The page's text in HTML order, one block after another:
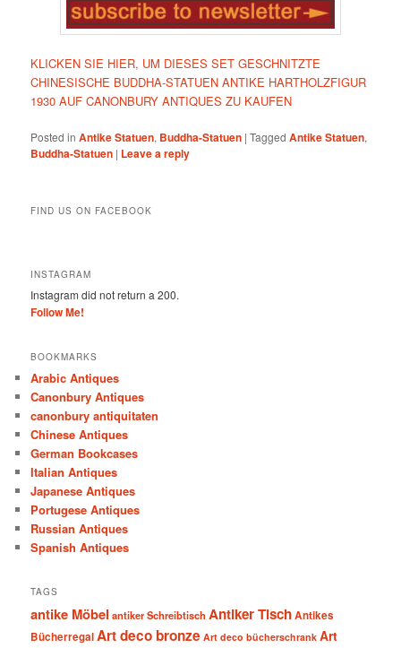
KLICKEN SIE HIER, UM DIESES SET GESCHNITZTE
CHINESISCHE BUDDHA-STATUEN ANTIKE HARTHOLZFIGUR
1930 AUF CANONBURY ANTIQUES ZU KAUFEN
Posted in Antike Statuen, Buddha-Statuen |Tagged Antike Statuen,
Buddha-Statuen | Leave a reply
FIND US ON FACEBOOK
INSTAGRAM
Instagram did not return a 200.
Follow Me!
BOOKMARKS
Arabic Antiques
Canonbury Antiques
canonbury antiquitaten
Chinese Antiques
German Bookcases
Italian Antiques
Japanese Antiques
Portugese Antiques
Russian Antiques
Spanish Antiques
TAGS
antike Möbel antiker Schreibtisch Antiker TischAntikes
BücherregalArt deco bronze Art deco bücherschrank Art